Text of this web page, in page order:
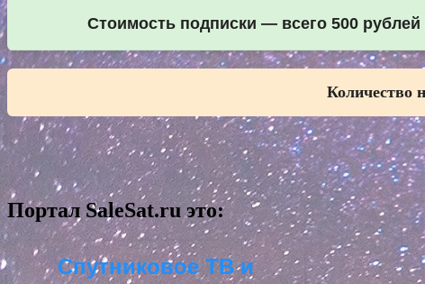
Стоимость подписки — всего 500
Количество
Портал SaleSat.ru это:
Спутниковое ТВ и